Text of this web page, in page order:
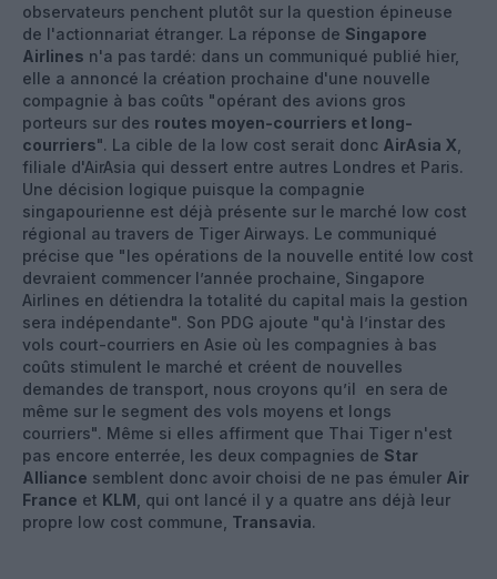
observateurs penchent plutôt sur la question épineuse
de l'actionnariat étranger. La réponse de Singapore
Airlines n'a pas tardé: dans un communiqué publié hier,
elle a annoncé la création prochaine d'une nouvelle
compagnie à bas coûts "opérant des avions gros
porteurs sur des routes moyen-courriers et long-
courriers". La cible de la low cost serait donc AirAsia X
filiale d'AirAsia qui dessert entre autres Londres et Paris.
Une décision logique puisque la compagnie
singapourienne est déjà présente sur le marché low cost
régional au travers de Tiger Airways. Le communiqué
précise que "les opérations de la nouvelle entité low cost
devraient commencer l’année prochaine, Singapore
Airlines en détiendra la totalité du capital mais la gestion
sera indépendante". Son PDG ajoute "qu'à l’instar des
vols court-courriers en Asie où les compagnies à bas
coûts stimulent le marché et créent de nouvelles
demandes de transport, nous croyons qu’il en sera de
même sur le segment des vols moyens et longs
courriers". Même si elles affirment que Thai Tiger n'est
pas encore enterrée, les deux compagnies de Star
Alliance semblent donc avoir choisi de ne pas émuler Air
France et KLM , qui ont lancé il y a quatre ans déjà leur
propre low cost commune, Transavia.